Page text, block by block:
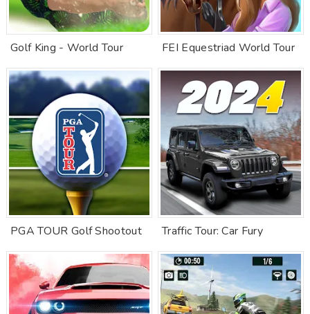
Golf King - World Tour FEI Equestriad World Tour
PGA TOUR Golf Shootout Traffic Tour: Car Fury